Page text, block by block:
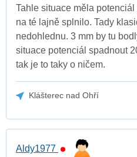
Tahle situace měla
na té lajně splnilo. Tady
nedohlednu. 3 mm by tu
situace potenciál spadnout
tak je to taky o ničem.
Klášterec nad Ohří
Aldy1977